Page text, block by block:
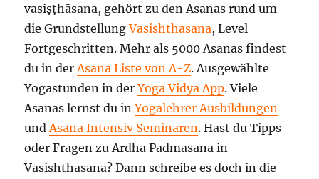
vasiṣṭhāsana, gehört zu den Asanas rund um
die GrundstellungVasishthasana, Level
Fortgeschritten. Mehr als 5000 Asanas findest
du in der Asana Liste von A-Z. Ausgewählte
Yogastunden in derYoga Vidya App. Viele
Asanas lernst du inYogalehrer Ausbildungen
und Asana Intensiv Seminaren. Hast du Tipps
oder Fragen zu Ardha Padmasana in
Vasishthasana? Dann schreibe es doch in die